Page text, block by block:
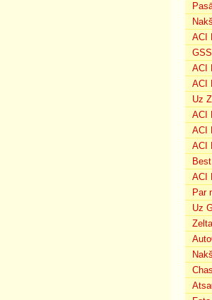
ACI
ACI
ACI
Uz
ACI
ACI
ACI
ACI
Par
Uz